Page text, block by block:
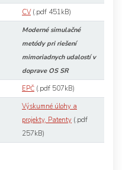
CV (.pdf 451kB)
Moderné simulačné
metódy pri riešení
mimoriadnych udalostí v
doprave OS SR
EPČ (.pdf 507kB)
Výskumné úlohy a
projekty, Patenty (.pdf
257kB)